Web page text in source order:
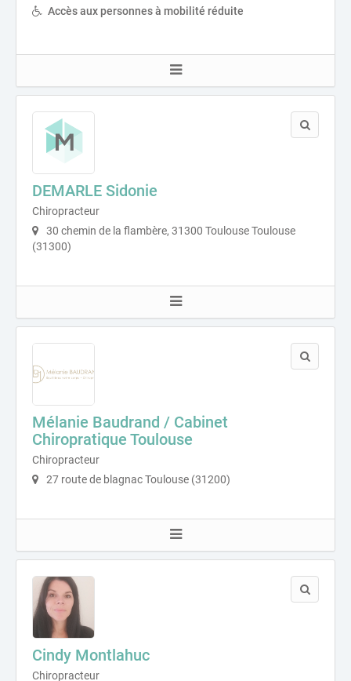
Accès aux personnes à mobilité réduite
DEMARLE Sidonie
Chiropracteur
30 chemin de la flambère, 31300 Toulouse Toulouse
(31300)
Mélanie Baudrand / Cabinet
Chiropratique Toulouse
Chiropracteur
27 route de blagnac Toulouse (31200)
Cindy Montlahuc
Chiropracteur